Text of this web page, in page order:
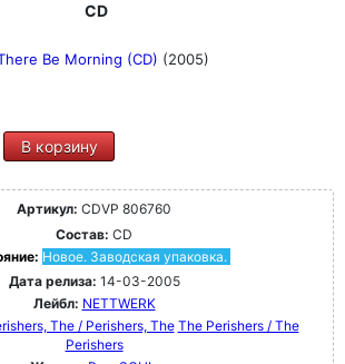
CD
Be Morning (CD) (2005)
В корзину
Артикул: CDVP 806760
Состав: CD
Новое. Заводская упаковка.
Дата релиза: 14-03-2005
Лейбл: NETTWERK
The / Perishers, The The Perishers / The
Perishers